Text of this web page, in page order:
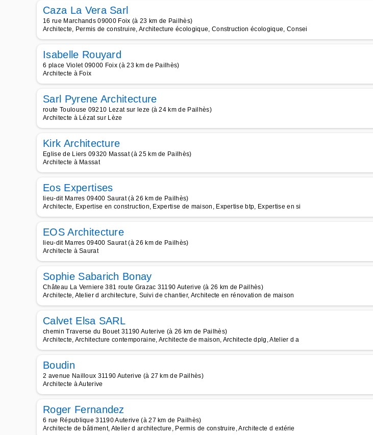
Caza La Vera Sarl
16 rue Marchands 09000 Foix (à 23 km de Pailhès)
Architecte, Permis de construire, Architecture écologique, Construction écologique, Consei
Isabelle Rouyard
6 place Violet 09000 Foix (à 23 km de Pailhès)
Architecte à Foix
Sarl Pyrene Architecture
route Toulouse 09210 Lezat sur leze (à 24 km de Pailhès)
Architecte à Lézat sur Lèze
Kirk Architecture
Eglise de Liers 09320 Massat (à 25 km de Pailhès)
Architecte à Massat
Eos Expertises
lieu-dit Marres 09400 Saurat (à 26 km de Pailhès)
Architecte, Expertise en construction, Expertise de maison, Expertise btp, Expertise en si
EOS Architecture
lieu-dit Marres 09400 Saurat (à 26 km de Pailhès)
Architecte à Saurat
Sophie Sabarich Bonay
Château La Verniere 381 route Grazac 31190 Auterive (à 26 km de Pailhès)
Architecte, Atelier d architecture, Suivi de chantier, Architecte en rénovation de maison
Calvet Elsa SARL
chemin Traverse du Bouet 31190 Auterive (à 26 km de Pailhès)
Architecte, Architecture contemporaine, Architecte de maison, Architecte dplg, Atelier d a
Boudin
2 avenue Nailloux 31190 Auterive (à 27 km de Pailhès)
Architecte à Auterive
Roger Fernandez
6 rue République 31190 Auterive (à 27 km de Pailhès)
Architecte de bâtiment, Atelier d architecture, Permis de construire, Architecte d extérie